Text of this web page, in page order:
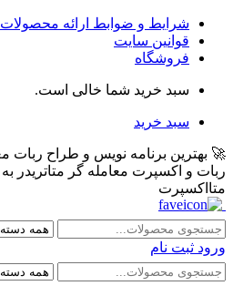
شرایط و ضوابط ارائه محصولات
قوانین سایت
فروشگاه
سبد خرید شما خالی است.
سبد خرید
🚀 بهترین برنامه نویس و طراح
متااکسپرت
ورود ثبت نام